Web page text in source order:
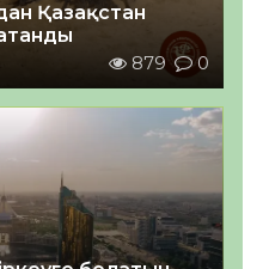
Қазақстан
879 0